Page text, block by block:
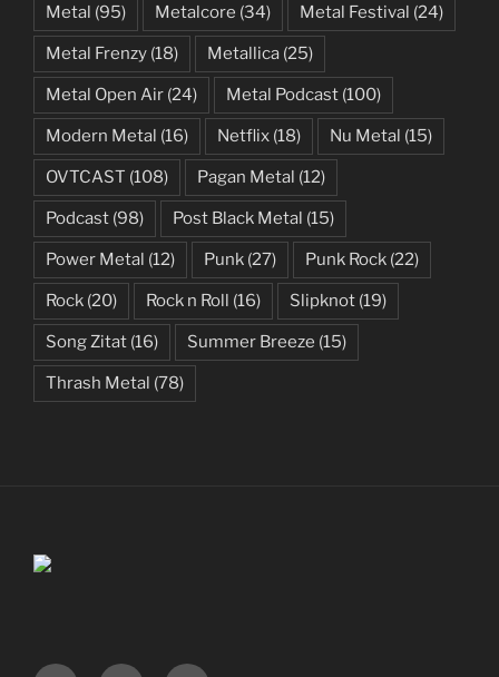
Metal (95) Metalcore (34) Metal Festival (24)
Metal Frenzy (18) Metallica (25)
Metal Open Air (24) Metal Podcast (100)
Modern Metal (16) Netflix (18) Nu Metal (15)
OVTCAST (108) Pagan Metal (12)
Podcast (98) Post Black Metal (15)
Power Metal (12) Punk (27) Punk Rock (22)
Rock (20) Rock n Roll (16) Slipknot (19)
Song Zitat (16) Summer Breeze (15)
Thrash Metal (78)